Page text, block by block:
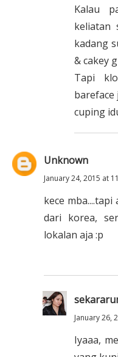
Kalau
keliatan
kadang
& cakey
Tapi
bareface
cuping
Unknown
January 24, 2015 at
kece
dari korea,
lokalan aja :p
January 26,
Iyaaa,